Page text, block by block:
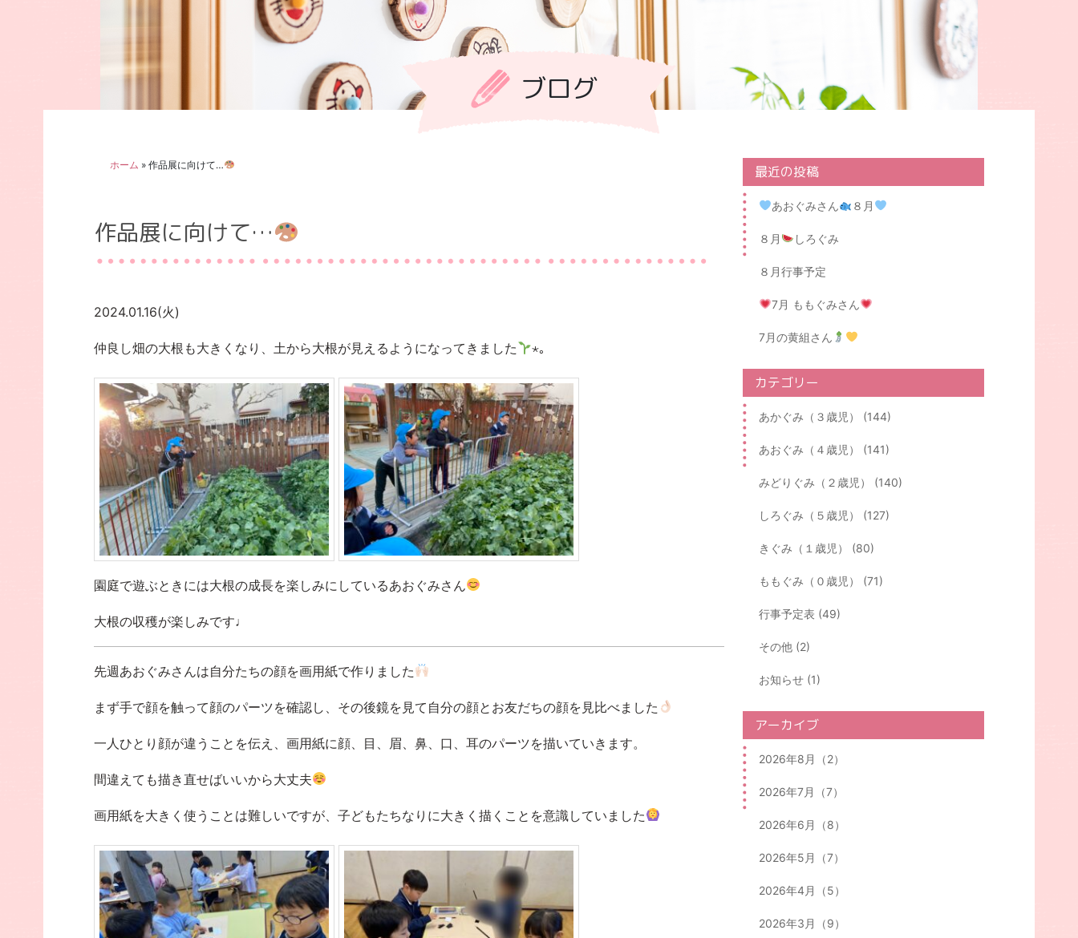
ブログ
ホーム » 作品展に向けて…
作品展に向けて…
2024.01.16(火)
仲良し畑の大根も大きくなり、土から大根が見えるようになってきました ⋆｡
園庭で遊ぶときには大根の成長を楽しみにしているあおぐみさん
大根の収穫が楽しみです♩
先週あおぐみさんは自分たちの顔を画用紙で作りました
まず手で顔を触って顔のパーツを確認し、その後鏡を見て自分の顔とお友だちの顔を見比べました
一人ひとり顔が違うことを伝え、画用紙に顔、目、眉、鼻、口、耳のパーツを描いていきます。
間違えても描き直せばいいから大丈夫
画用紙を大きく使うことは難しいですが、子どもたちなりに大きく描くことを意識していました
最近の投稿
あおぐみさん ８月
８月 しろぐみ
８月行事予定
7月 ももぐみさん
7月の黄組さん
カテゴリー
あかぐみ（３歳児） (144)
あおぐみ（４歳児） (141)
みどりぐみ（２歳児） (140)
しろぐみ（５歳児） (127)
きぐみ（１歳児） (80)
ももぐみ（０歳児） (71)
行事予定表 (49)
その他 (2)
お知らせ (1)
アーカイブ
2026年8月（2）
2026年7月（7）
2026年6月（8）
2026年5月（7）
2026年4月（5）
2026年3月（9）